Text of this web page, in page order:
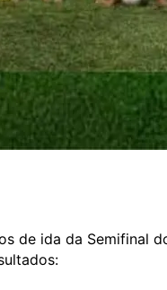
de ida da Semifinal